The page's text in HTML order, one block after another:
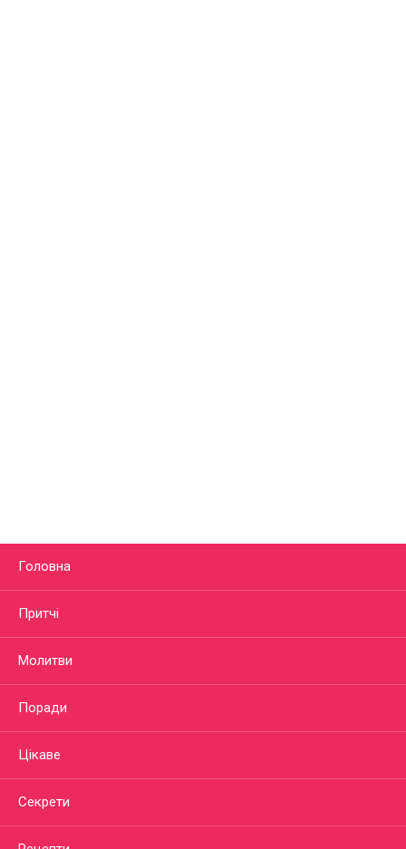
Головна
Притчі
Молитви
Поради
Цікаве
Секрети